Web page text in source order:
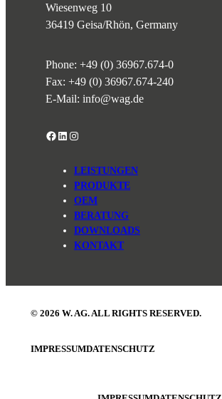
Wiesenweg 10
36419 Geisa/Rhön, Germany
Phone: +49 (0) 36967.674-0
Fax: +49 (0) 36967.674-240
E-Mail: info@wag.de
Facebook
LinkedIn
Instagram
LEISTUNGEN
PRODUKTE
OEM
BERATUNG
DOWNLOADS
KONTAKT
© 2026 W. AG. ALL RIGHTS RESERVED.
IMPRESSUMDATENSCHUTZ